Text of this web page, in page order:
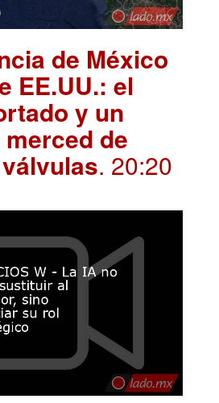
de México
EE.UU.: el
y un
de
. 20:20